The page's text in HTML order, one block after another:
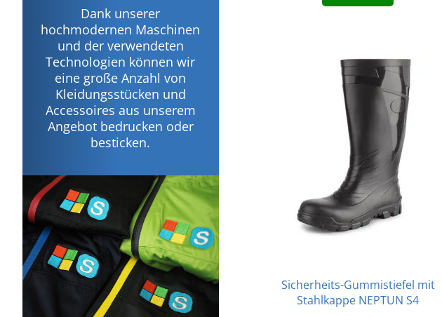
Dank unserer
hochmodernen Maschinen
und der verwendeten
Technologien können wir
eine große Anzahl von
Kleidungsstücken und
Accessoires aus unserem
Angebot bedrucken oder
besticken.
Sicherheits-Gummistiefel mit
Stahlkappe NEPTUN S4